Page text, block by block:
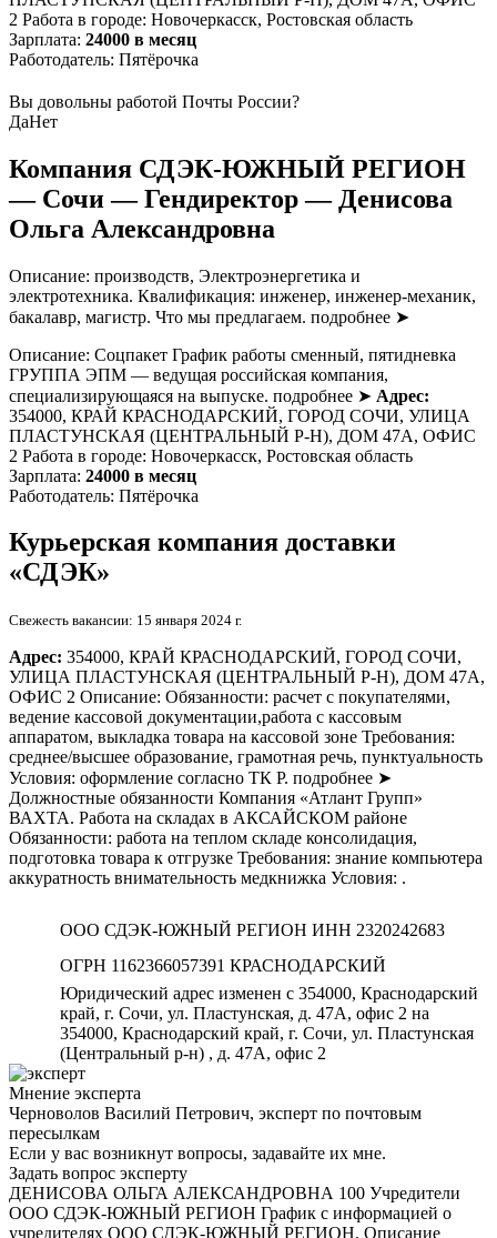
2 Работа в городе: Новочеркасск, Ростовская область
Зарплата: 24000 в месяц
Работодатель: Пятёрочка
Вы довольны работой Почты России?
ДаНет
Компания СДЭК-ЮЖНЫЙ РЕГИОН
— Сочи — Гендиректор — Денисова
Ольга Александровна
Описание: производств, Электроэнергетика и
электротехника. Квалификация: инженер, инженер-механик,
бакалавр, магистр. Что мы предлагаем. подробнее ➤
Описание: Соцпакет График работы сменный, пятидневка
ГРУППА ЭПМ — ведущая российская компания,
специализирующаяся на выпуске. подробнее ➤ Адрес:
354000, КРАЙ КРАСНОДАРСКИЙ, ГОРОД СОЧИ, УЛИЦА
ПЛАСТУНСКАЯ (ЦЕНТРАЛЬНЫЙ Р-Н), ДОМ 47А, ОФИС
2 Работа в городе: Новочеркасск, Ростовская область
Зарплата: 24000 в месяц
Работодатель: Пятёрочка
Курьерская компания доставки
«СДЭК»
Свежесть вакансии: 15 января 2024 г.
Адрес: 354000, КРАЙ КРАСНОДАРСКИЙ, ГОРОД СОЧИ,
УЛИЦА ПЛАСТУНСКАЯ (ЦЕНТРАЛЬНЫЙ Р-Н), ДОМ 47А,
ОФИС 2 Описание: Обязанности: расчет с покупателями,
ведение кассовой документации,работа с кассовым
аппаратом, выкладка товара на кассовой зоне Требования:
среднее/высшее образование, грамотная речь, пунктуальность
Условия: оформление согласно ТК Р. подробнее ➤
Должностные обязанности Компания «Атлант Групп»
ВАХТА. Работа на складах в АКСАЙСКОМ районе
Обязанности: работа на теплом складе консолидация,
подготовка товара к отгрузке Требования: знание компьютера
аккуратность внимательность медкнижка Условия: .
ООО СДЭК-ЮЖНЫЙ РЕГИОН ИНН 2320242683
ОГРН 1162366057391 КРАСНОДАРСКИЙ
Юридический адрес изменен с 354000, Краснодарский
край, г. Сочи, ул. Пластунская, д. 47А, офис 2 на
354000, Краснодарский край, г. Сочи, ул. Пластунская
(Центральный р-н) , д. 47А, офис 2
Мнение эксперта
Черноволов Василий Петрович, эксперт по почтовым
пересылкам
Если у вас возникнут вопросы, задавайте их мне.
Задать вопрос эксперту
ДЕНИСОВА ОЛЬГА АЛЕКСАНДРОВНА 100 Учредители
ООО СДЭК-ЮЖНЫЙ РЕГИОН График с информацией о
учредителях ООО СДЭК-ЮЖНЫЙ РЕГИОН. Описание